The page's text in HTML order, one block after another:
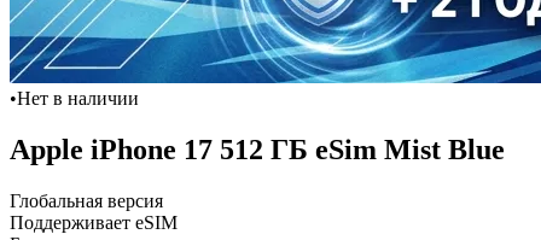
•Нет в наличии
Apple iPhone 17 512 ГБ eSim Mist Blue
Глобальная версия
Поддерживает eSIM